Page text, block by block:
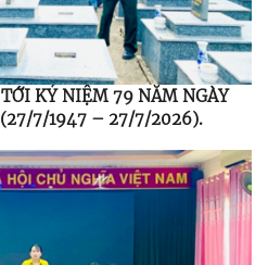
KỶ NIỆM 79 NĂM NGÀY
7/1947 – 27/7/2026).